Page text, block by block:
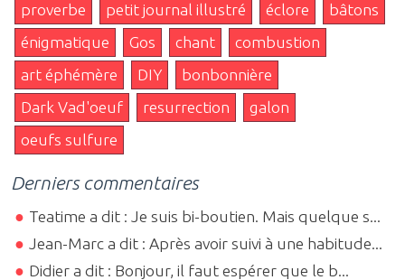
proverbe
petit journal illustré éclore
bâtons
énigmatique
Gos chant
combustion
art éphémère
DIY
bonbonnière
Dark Vad'oeuf
resurrection
galon
oeufs sulfure
Derniers commentaires
Teatime a dit : Je suis bi-boutien. Mais quelque s...
Jean-Marc a dit : Après avoir suivi à une habitude...
Didier a dit : Bonjour, il faut espérer que le b...